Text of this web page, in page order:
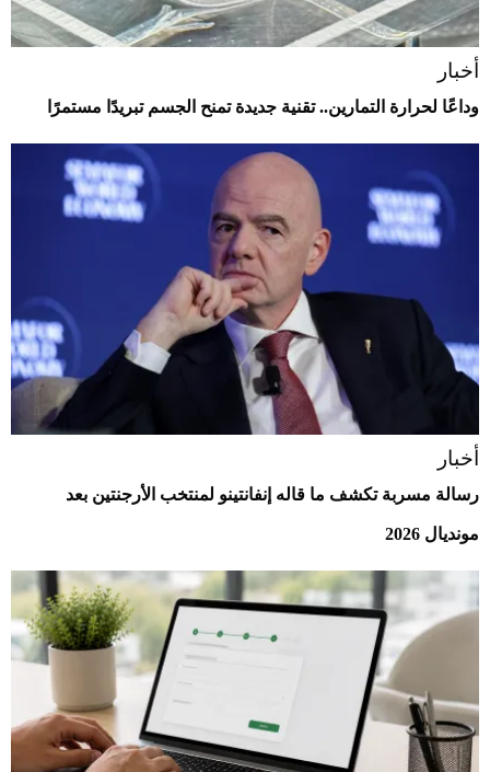
أخبار
وداعًا لحرارة التمارين.. تقنية جديدة تمنح الجسم تبريدًا مستمرًا
أخبار
رسالة مسربة تكشف ما قاله إنفانتينو لمنتخب الأرجنتين بعد
مونديال 2026